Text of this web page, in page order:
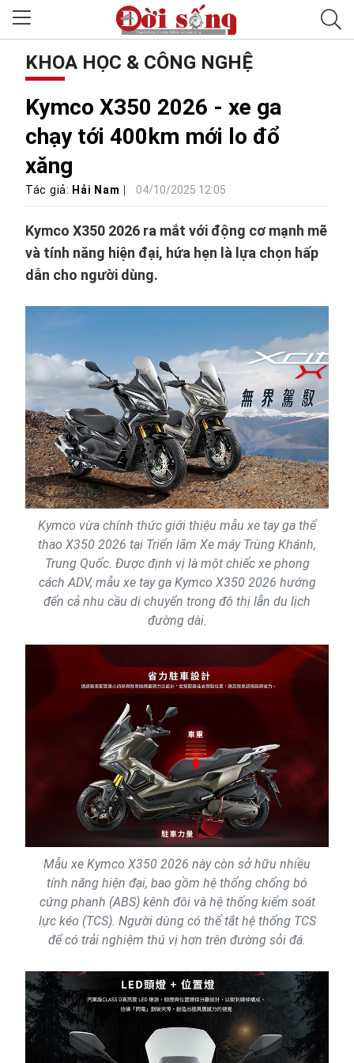
KHOA HỌC & CÔNG NGHỆ
Kymco X350 2026 - xe ga
chạy tới 400km mới lo đổ
xăng
Tác giả: Hải Nam 04/10/2025 12:05
Kymco X350 2026 ra mắt với động cơ mạnh mẽ
và tính năng hiện đại, hứa hẹn là lựa chọn hấp
dẫn cho người dùng.
Kymco vừa chính thức giới thiệu mẫu xe tay ga thể
thao X350 2026 tại Triển lãm Xe máy Trùng Khánh,
Trung Quốc. Được định vị là một chiếc xe phong
cách ADV, mẫu xe tay ga Kymco X350 2026 hướng
đến cả nhu cầu di chuyển trong đô thị lẫn du lịch
đường dài.
Mẫu xe Kymco X350 2026 này còn sở hữu nhiều
tính năng hiện đại, bao gồm hệ thống chống bó
cứng phanh (ABS) kênh đôi và hệ thống kiểm soát
lực kéo (TCS). Người dùng có thể tắt hệ thống TCS
để có trải nghiệm thú vị hơn trên đường sỏi đá.